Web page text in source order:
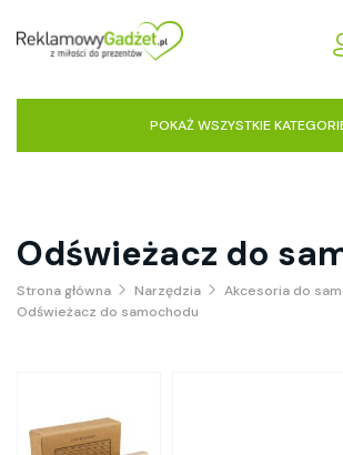
POKAŻ WSZYSTKIE
Odświeżacz do
Strona główna Narzędzia
Akcesoria do
Odświeżacz do samochodu